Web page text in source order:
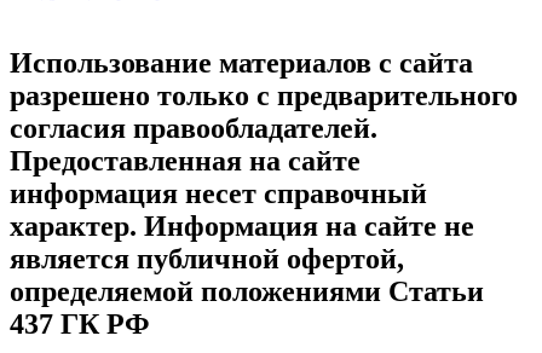
Использование материалов с сайта
разрешено только с предварительного
согласия правообладателей.
Предоставленная на сайте
информация несет справочный
характер. Информация на сайте не
является публичной офертой,
определяемой положениями Статьи
437 ГК РФ